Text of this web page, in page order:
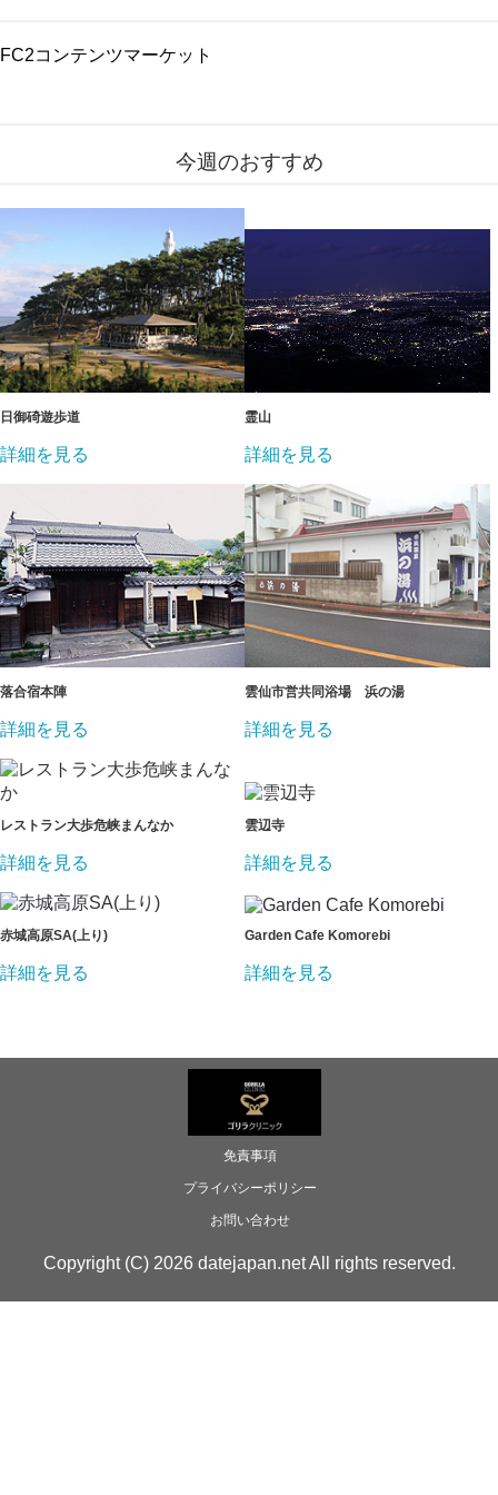
FC2コンテンツマーケット
今週のおすすめ
日御碕遊歩道
詳細を見る
霊山
詳細を見る
落合宿本陣
詳細を見る
雲仙市営共同浴場 浜の湯
詳細を見る
レストラン大歩危峡まんなか
詳細を見る
雲辺寺
詳細を見る
赤城高原SA(上り)
詳細を見る
Garden Cafe Komorebi
詳細を見る
免責事項
プライバシーポリシー
お問い合わせ
Copyright (C) 2026 datejapan.net All rights reserved.